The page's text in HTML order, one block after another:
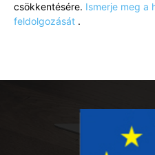
csökkentésére. Ismerje meg a
feldolgozását .